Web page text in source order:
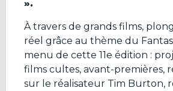
».
À travers de grands films,
réel grâce au thème du
menu de cette 11e édition :
films cultes, avant-premières,
sur le réalisateur Tim Burton,